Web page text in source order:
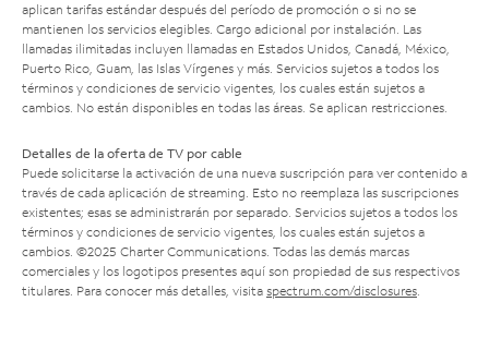
aplican tarifas estándar después del período de promoción o si no se
mantienen los servicios elegibles. Cargo adicional por instalación. Las
llamadas ilimitadas incluyen llamadas en Estados Unidos, Canadá, México,
Puerto Rico, Guam, las Islas Vírgenes y más. Servicios sujetos a todos los
términos y condiciones de servicio vigentes, los cuales están sujetos a
cambios. No están disponibles en todas las áreas. Se aplican restricciones.
Detalles de la oferta de TV por cable
Puede solicitarse la activación de una nueva suscripción para ver contenido a
través de cada aplicación de streaming. Esto no reemplaza las suscripciones
existentes; esas se administrarán por separado. Servicios sujetos a todos los
términos y condiciones de servicio vigentes, los cuales están sujetos a
cambios. ©2025 Charter Communications. Todas las demás marcas
comerciales y los logotipos presentes aquí son propiedad de sus respectivos
titulares. Para conocer más detalles, visita spectrum.com/disclosures